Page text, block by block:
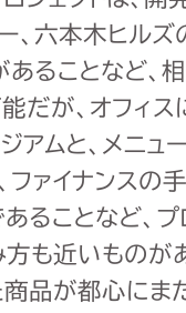
、六本木ヒル
ることなど、
だが、オフィス
アムと、メニュ
ファイナンスの
ることなど、プ
も近いものが
商品が都心にま